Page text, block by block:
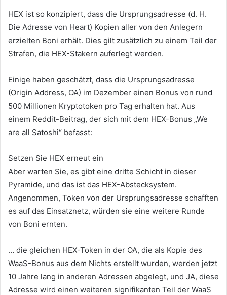
HEX ist so konzipiert, dass die Ursprungsadresse (d. H.
Die Adresse von Heart) Kopien aller von den Anlegern
erzielten Boni erhält. Dies gilt zusätzlich zu einem Teil der
Strafen, die HEX-Stakern auferlegt werden.
Einige haben geschätzt, dass die Ursprungsadresse
(Origin Address, OA) im Dezember einen Bonus von rund
500 Millionen Kryptotoken pro Tag erhalten hat. Aus
einem Reddit-Beitrag, der sich mit dem HEX-Bonus „We
are all Satoshi“ befasst:
Setzen Sie HEX erneut ein
Aber warten Sie, es gibt eine dritte Schicht in dieser
Pyramide, und das ist das HEX-Abstecksystem.
Angenommen, Token von der Ursprungsadresse schafften
es auf das Einsatznetz, würden sie eine weitere Runde
von Boni ernten.
… die gleichen HEX-Token in der OA, die als Kopie des
WaaS-Bonus aus dem Nichts erstellt wurden, werden jetzt
10 Jahre lang in anderen Adressen abgelegt, und JA, diese
Adresse wird einen weiteren signifikanten Teil der WaaS